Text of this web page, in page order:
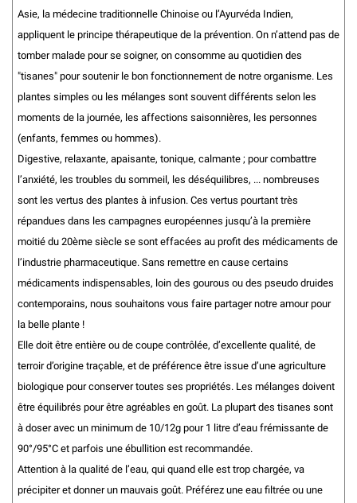
Asie, la médecine traditionnelle Chinoise ou l’Ayurvéda Indien,
appliquent le principe thérapeutique de la prévention. On n’attend pas de
tomber malade pour se soigner, on consomme au quotidien des
"tisanes" pour soutenir le bon fonctionnement de notre organisme. Les
plantes simples ou les mélanges sont souvent différents selon les
moments de la journée, les affections saisonnières, les personnes
(enfants, femmes ou hommes).
Digestive, relaxante, apaisante, tonique, calmante ; pour combattre
l’anxiété, les troubles du sommeil, les déséquilibres, ... nombreuses
sont les vertus des plantes à infusion. Ces vertus pourtant très
répandues dans les campagnes européennes jusqu’à la première
moitié du 20ème siècle se sont effacées au profit des médicaments de
l’industrie pharmaceutique. Sans remettre en cause certains
médicaments indispensables, loin des gourous ou des pseudo druides
contemporains, nous souhaitons vous faire partager notre amour pour
la belle plante !
Elle doit être entière ou de coupe contrôlée, d’excellente qualité, de
terroir d’origine traçable, et de préférence être issue d’une agriculture
biologique pour conserver toutes ses propriétés. Les mélanges doivent
être équilibrés pour être agréables en goût. La plupart des tisanes sont
à doser avec un minimum de 10/12g pour 1 litre d’eau frémissante de
90°/95°C et parfois une ébullition est recommandée.
Attention à la qualité de l’eau, qui quand elle est trop chargée, va
précipiter et donner un mauvais goût. Préférez une eau filtrée ou une